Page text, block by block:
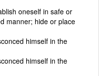
oneself in safe or
manner; hide or place
himself in the
himself in the